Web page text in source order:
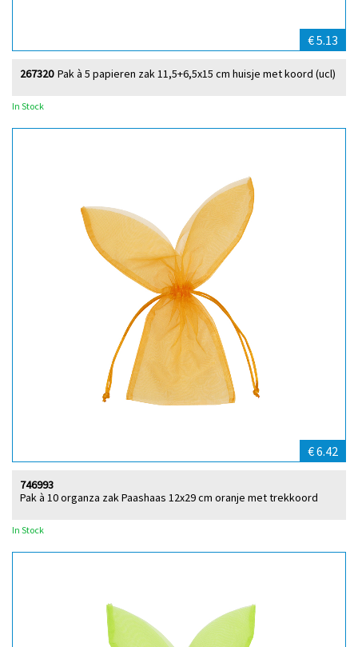
€ 5.13
Pak à 5 papieren zak 11,5+6,5x15 cm huisje met koord (ucl)
267320
In Stock
€ 6.42
Pak à 10 organza zak Paashaas 12x29 cm oranje met trekkoord
746993
In Stock